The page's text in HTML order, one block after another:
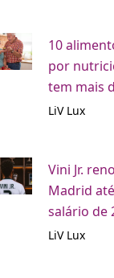
10
por
tem mais
LiV Lux
Vini Jr.
Madrid
salário de
LiV Lux